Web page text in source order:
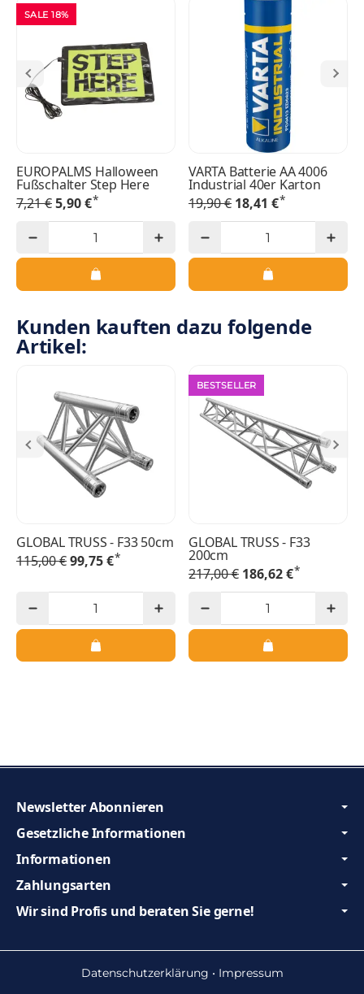
SALE 18%
EUROPALMS Halloween
Fußschalter Step Here
7,21 €5,90 €*
VARTA Batterie AA 4006
Industrial 40er Karton
19,90 € 18,41 €*
Kunden kauften dazu folgende
Artikel:
GLOBAL TRUSS - F33 50cm
115,00 €99,75 €*
BESTSELLER
GLOBAL TRUSS - F33
200cm
217,00 € 186,62 €*
Gesetzliche Informationen
Informationen
Zahlungsarten
Wir sind Profis und beraten Sie gerne!
Newsletter Abonnieren
Datenschutzerklärung • Impressum